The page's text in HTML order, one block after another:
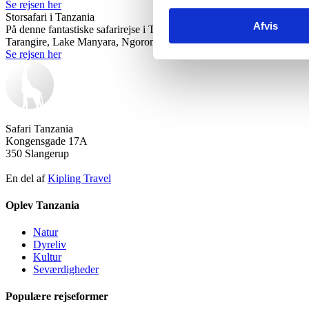
Afvis
Se rejsen her
Storsafari i Tanzania
På denne fantastiske safarirejse i Tanzania får vi alle de
Tarangire, Lake Manyara, Ngorongoro og Serengeti.
Se rejsen her
Safari Tanzania
Kongensgade 17A
350 Slangerup
En del afKipling Travel
Oplev Tanzania
Natur
Dyreliv
Kultur
Seværdigheder
Populære rejseformer